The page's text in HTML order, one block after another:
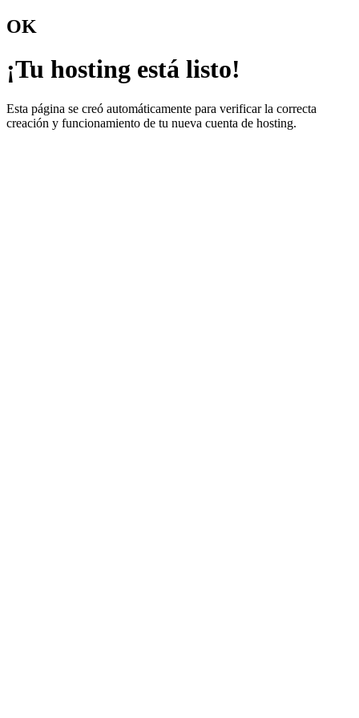
OK
¡Tu hosting está listo!
Esta página se creó automáticamente para verificar la correcta
creación y funcionamiento de tu nueva cuenta de hosting.